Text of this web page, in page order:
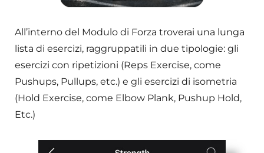
All’interno del Modulo di Forza troverai una lunga
lista di esercizi, raggruppatili in due tipologie: gli
esercizi con ripetizioni (Reps Exercise, come
Pushups, Pullups, etc.) e gli esercizi di isometria
(Hold Exercise, come Elbow Plank, Pushup Hold,
Etc.)